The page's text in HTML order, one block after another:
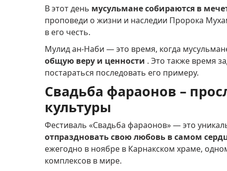
В этот день мусульмане собираются в
проповеди о жизни и наследии Пророка
в его честь.
Мулид ан-Наби — это время, когда
общую веру и ценности . Это также время
постараться последовать его примеру.
Свадьба фараонов –
культуры
Фестиваль «Свадьба фараонов» — это
отпраздновать свою любовь в самом
ежегодно в ноябре в Карнакском храме,
комплексов в мире.